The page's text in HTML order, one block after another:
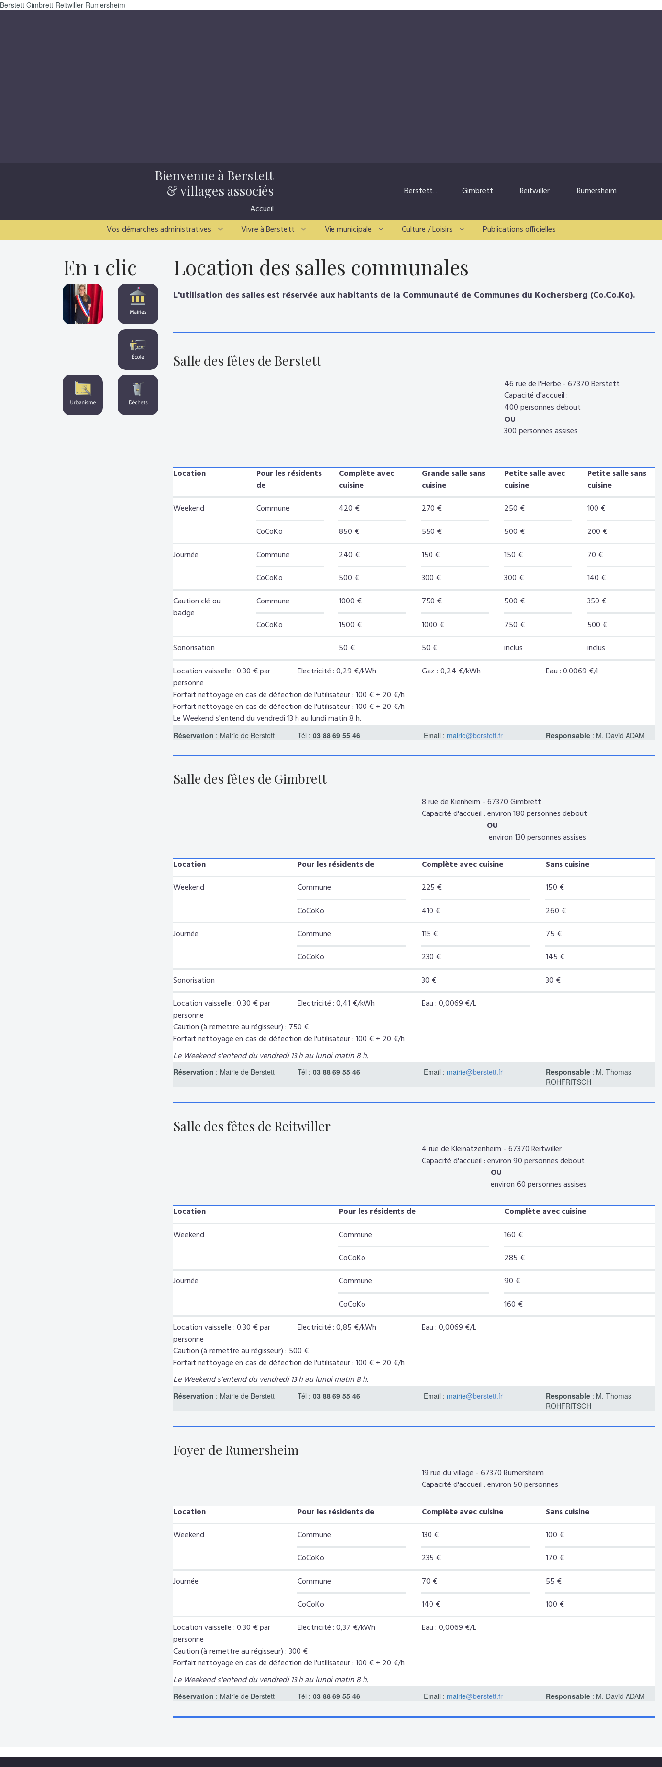
Berstett Gimbrett Reitwiller Rumersheim
Bienvenue à Berstett
& villages associés
Accueil
Berstett Gimbrett Reitwiller Rumersheim
Vos démarches administratives Vivre à Berstett Vie municipale Culture / Loisirs Publications officielles
En 1 clic Location des salles communales
L'utilisation des salles est réservée aux habitants de la Communauté de Communes du Kochersberg (Co.Co.Ko).
Salle des fêtes de Berstett
46 rue de l'Herbe - 67370 Berstett
Capacité d'accueil :
400 personnes debout
OU
300 personnes assises
Location
Pour les résidents
de
Complète avec
cuisine
Grande salle sans
cuisine
Petite salle avec
cuisine
Petite salle sans
cuisine
Weekend
Commune 420 € 270 € 250 €
100 €
CoCoKo
850 € 550 € 500 €
200 €
Journée
Commune 240 € 150 € 150 €
70 €
CoCoKo
500 € 300 € 300 €
140 €
Caution clé ou
badge
Commune 1000 € 750 € 500 €
350 €
CoCoKo
1500 € 1000 € 750 €
500 €
Sonorisation
50 € 50 € inclus
inclus
Location vaisselle : 0.30 € par
personne
Electricité : 0,29 €/kWh Gaz : 0,24 €/kWh
Eau : 0.0069 €/l
Forfait nettoyage en cas de défection de l'utilisateur : 100 € + 20 €/h
Forfait nettoyage en cas de défection de l'utilisateur : 100 € + 20 €/h
Le Weekend s'entend du vendredi 13 h au lundi matin 8 h.
Réservation : Mairie de Berstett Tél : 03 88 69 55 46 Email : mairie@berstett.fr Responsable : M. David ADAM
Salle des fêtes de Gimbrett
8 rue de Kienheim - 67370 Gimbrett
Capacité d'accueil : environ 180 personnes debout
OU
environ 130 personnes assises
Location Pour les résidents de Complète avec cuisine
Sans cuisine
Weekend
Commune 225 €
150 €
CoCoKo
410 €
260 €
Journée
Commune 115 €
75 €
CoCoKo
230 €
145 €
Sonorisation
30 €
30 €
Location vaisselle : 0.30 € par
personne
Electricité : 0,41 €/kWh
Eau : 0,0069 €/L
Caution (à remettre au régisseur) : 750 €
Forfait nettoyage en cas de défection de l'utilisateur : 100 € + 20 €/h
Le Weekend s'entend du vendredi 13 h au lundi matin 8 h.
Réservation : Mairie de Berstett Tél : 03 88 69 55 46 Email : mairie@berstett.fr Responsable : M. Thomas
ROHFRITSCH
Salle des fêtes de Reitwiller
4 rue de Kleinatzenheim - 67370 Reitwiller
Capacité d'accueil : environ 90 personnes debout
OU
environ 60 personnes assises
Location Pour les résidents de
Complète avec cuisine
Weekend
Commune
160 €
CoCoKo
285 €
Journée
Commune
90 €
CoCoKo
160 €
Location vaisselle : 0.30 € par
personne
Electricité : 0,85 €/kWh
Eau : 0,0069 €/L
Caution (à remettre au régisseur) : 500 €
Forfait nettoyage en cas de défection de l'utilisateur : 100 € + 20 €/h
Le Weekend s'entend du vendredi 13 h au lundi matin 8 h.
Réservation : Mairie de Berstett Tél : 03 88 69 55 46 Email : mairie@berstett.fr Responsable : M. Thomas
ROHFRITSCH
Foyer de Rumersheim
19 rue du village - 67370 Rumersheim
Capacité d'accueil : environ 50 personnes
Location Pour les résidents de Complète avec cuisine
Sans cuisine
Weekend
Commune 130 €
100 €
CoCoKo
235 €
170 €
Journée
Commune 70 €
55 €
CoCoKo
140 €
100 €
Location vaisselle : 0.30 € par
personne
Electricité : 0,37 €/kWh
Eau : 0,0069 €/L
Caution (à remettre au régisseur) : 300 €
Forfait nettoyage en cas de défection de l'utilisateur : 100 € + 20 €/h
Le Weekend s'entend du vendredi 13 h au lundi matin 8 h.
Réservation : Mairie de Berstett Tél : 03 88 69 55 46 Email : mairie@berstett.fr Responsable : M. David ADAM